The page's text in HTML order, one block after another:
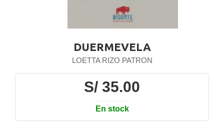
DUERMEVELA
LOETTA RIZO PATRON
S/ 35.00
En stock